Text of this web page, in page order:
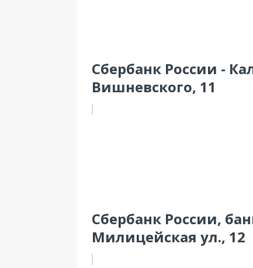
Сбербанк России -
Вишневского, 11
Сбербанк России,
Милицейская ул., 12